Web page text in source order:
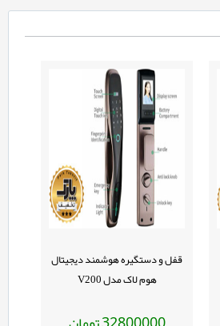
قفل و دستگیره هوشمند دیجیتال
هوم لاک مدل V200
32800000